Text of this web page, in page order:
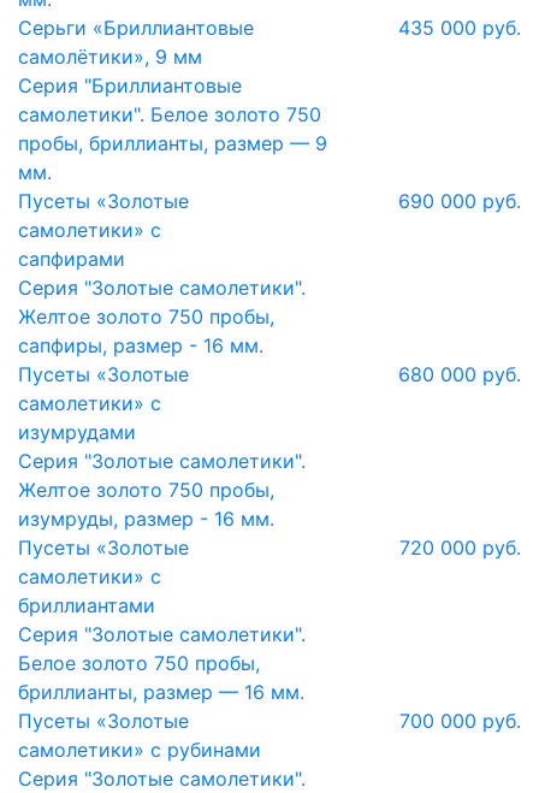
Серьги «Бриллиантовые
самолётики», 9 мм
435 000 руб.
Серия "Бриллиантовые
самолетики". Белое золото 750
пробы, бриллианты, размер — 9
мм.
Пусеты «Золотые
самолетики» с
сапфирами
690 000 руб.
Серия "Золотые самолетики".
Желтое золото 750 пробы,
сапфиры, размер - 16 мм.
Пусеты «Золотые
самолетики» с
изумрудами
680 000 руб.
Серия "Золотые самолетики".
Желтое золото 750 пробы,
изумруды, размер - 16 мм.
Пусеты «Золотые
самолетики» с
бриллиантами
720 000 руб.
Серия "Золотые самолетики".
Белое золото 750 пробы,
бриллианты, размер — 16 мм.
Пусеты «Золотые
самолетики» с рубинами
700 000 руб.
Серия "Золотые самолетики".